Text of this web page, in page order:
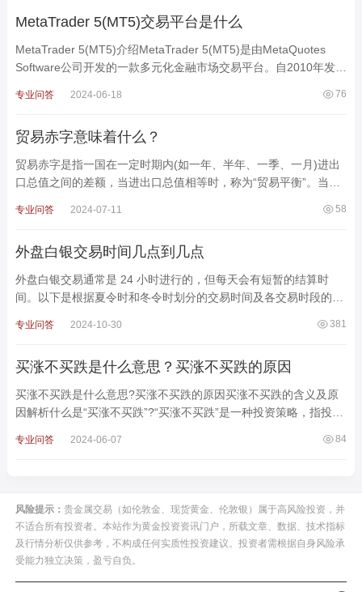
MetaTrader 5(MT5)交易平台是什么
MetaTrader 5(MT5)介绍MetaTrader 5(MT5)是由MetaQuotes
Software公司开发的一款多元化金融市场交易平台。自2010年发布
76
专业问答 2024-06-18
贸易赤字意味着什么？
贸易赤字是指一国在一定时期内(如一年、半年、一季、一月)进出
口总值之间的差额，当进出口总值相等时，称为“贸易平衡”。当出
58
专业问答 2024-07-11
外盘白银交易时间几点到几点
外盘白银交易通常是 24 小时进行的，但每天会有短暂的结算时
间。以下是根据夏令时和冬令时划分的交易时间及各交易时段的特
381
专业问答 2024-10-30
买涨不买跌是什么意思？买涨不买跌的原因
买涨不买跌是什么意思?买涨不买跌的原因买涨不买跌的含义及原
因解析什么是“买涨不买跌”?“买涨不买跌”是一种投资策略，指投资
84
专业问答 2024-06-07
风险提示： 贵金属交易（如伦敦金、现货黄金、伦敦银）属于高风险投资，并
不适合所有投资者。本站作为黄金投资资讯门户，所载文章、数据、技术指标
及行情分析仅供参考，不构成任何实质性投资建议。投资者需根据自身风险承
受能力独立决策，盈亏自负。